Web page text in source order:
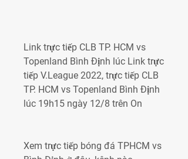
Link trực tiếp CLB TP. HCM vs
Topenland Bình Định lúc Link trực
tiếp V.League 2022, trực tiếp CLB
TP. HCM vs Topenland Bình Định
lúc 19h15 ngày 12/8 trên On
Xem trực tiếp bóng đá TPHCM vs